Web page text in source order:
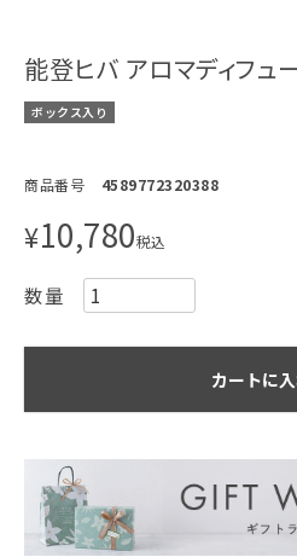
能登ヒバ アロマディフュ
ボックス入り
商品番号 4589772320388
¥10,780税込
カートに